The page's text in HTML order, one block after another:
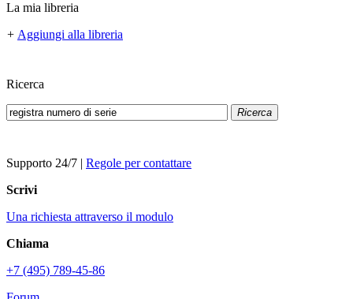
La mia libreria
+ Aggiungi alla libreria
Ricerca
Ricerca
Supporto 24/7 | Regole per contattare
Scrivi
Una richiesta attraverso il modulo
Chiama
+7 (495) 789-45-86